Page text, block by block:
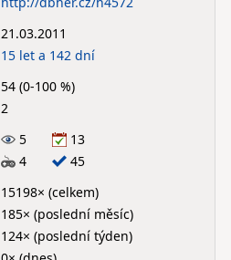
21.03.2011
15 let a 142 dní
54 (0-100 %)
2
5
13
4
45
15198× (celkem)
185× (poslední měsíc)
124× (poslední týden)